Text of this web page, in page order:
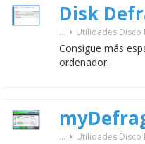
Disk
... Utilidades Disco
Consigue más
ordenador.
... Utilidades Disco